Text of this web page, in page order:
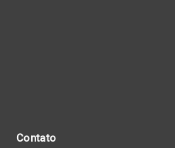
Contato